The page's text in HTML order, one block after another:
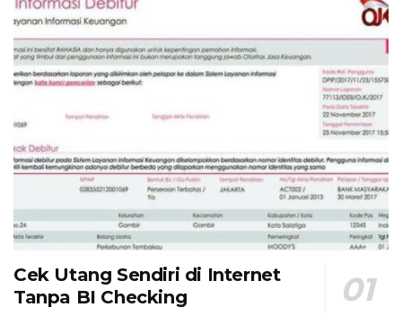
Cek Utang Sendiri di Internet
Tanpa BI Checking